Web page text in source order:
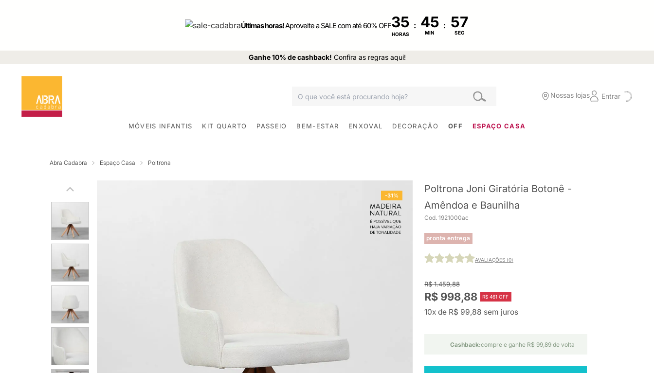
Últimas horas!Aproveite a SALE com até 60% OFF35
HORAS
:
MIN
:
SEG
Ganhe 10% de cashback! Confira as regras aqui!
Nossas lojas Entrar
MÓVEIS INFANTIS KIT QUARTO PASSEIO BEM-ESTAR ENXOVAL DECORAÇÃO OFF ESPAÇO CASA
Abra Cadabra Espaço Casa Poltrona
-31%
Poltrona Joni Giratória Botonê -
Amêndoa e Baunilha
Cod. 1921000ac
pronta entrega
AVALIAÇÕES (0)
R$ 1.459,88
R$ 998,88 R$ 461 OFF
10x de R$ 99,88 sem juros
Cashback:compre e ganhe R$ 99,89 de volta